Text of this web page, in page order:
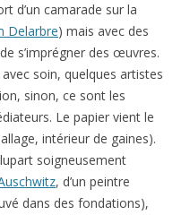
d’un camarade sur la
Delarbre) mais avec des
s’imprégner des œuvres.
soin, quelques artistes
sinon, ce sont les
Le papier vient le
intérieur de gaines).
soigneusement
, d’un peintre
dans des fondations),